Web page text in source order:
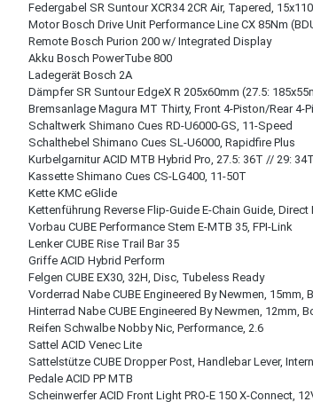
Federgabel SR Suntour XCR34 2CR Air, Tapered,
Motor Bosch Drive Unit Performance Line CX 85Nm
Remote Bosch Purion 200 w/ Integrated Display
Akku Bosch PowerTube 800
Ladegerät Bosch 2A
Dämpfer SR Suntour EdgeX R 205x60mm (27.5:
Bremsanlage Magura MT Thirty, Front 4-Piston/Rear 4-
Schaltwerk Shimano Cues RD-U6000-GS, 11-Speed
Schalthebel Shimano Cues SL-U6000, Rapidfire Plus
Kurbelgarnitur ACID MTB Hybrid Pro, 27.5: 36T // 29: 34T
Kassette Shimano Cues CS-LG400, 11-50T
Kette KMC eGlide
Kettenführung Reverse Flip-Guide E-Chain Guide, Direct
Vorbau CUBE Performance Stem E-MTB 35, FPI-Link
Lenker CUBE Rise Trail Bar 35
Griffe ACID Hybrid Perform
Felgen CUBE EX30, 32H, Disc, Tubeless Ready
Vorderrad Nabe CUBE Engineered By Newmen, 15mm,
Hinterrad Nabe CUBE Engineered By Newmen, 12mm,
Reifen Schwalbe Nobby Nic, Performance, 2.6
Sattel ACID Venec Lite
Sattelstütze CUBE Dropper Post, Handlebar Lever,
Pedale ACID PP MTB
Scheinwerfer ACID Front Light PRO-E 150 X-Connect,